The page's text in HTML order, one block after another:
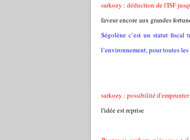
sarkozy : déduction de l'ISF
faveur encore aux grandes
Ségolène c’est un statut
l’environnement, pour toutes
sarkozy : possibilité
l'idée est reprise